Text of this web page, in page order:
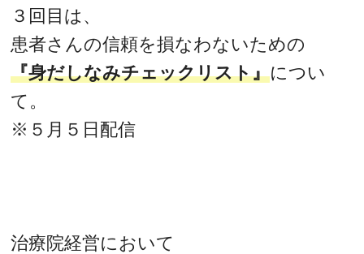
３回目は、
患者さんの信頼を損なわないための
『身だしなみチェックリスト』につい
て。
※５月５日配信
治療院経営において